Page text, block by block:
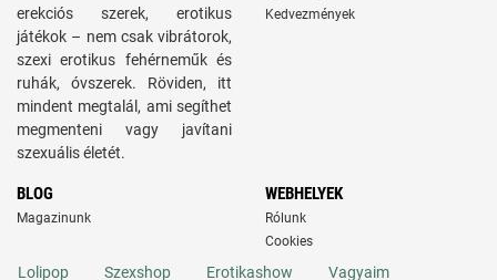
erekciós szerek, erotikus
játékok – nem csak vibrátorok,
szexi erotikus fehérneműk és
ruhák, óvszerek. Röviden, itt
mindent megtalál, ami segíthet
megmenteni vagy javítani
szexuális életét.
Kedvezmények
BLOG
Magazinunk
WEBHELYEK
Rólunk
Cookies
Lolipop Szexshop Erotikashow Vagyaim